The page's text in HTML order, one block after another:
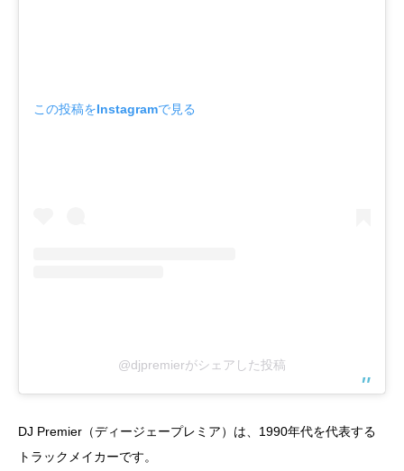
この投稿をInstagramで見る
@djpremierがシェアした投稿
DJ Premier（ディージェープレミア）は、1990年代を代表する
トラックメイカーです。